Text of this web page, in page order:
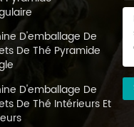
et une infusion
En bref, les
du thé ont
choisir un
propres besoins et
D'emballage De
De Thé Pyramide
D'emballage De
De Thé Intérieurs Et